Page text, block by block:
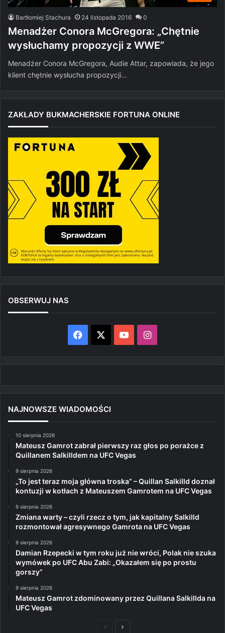
Bartłomiej Stachura 24 listopada 2016 0
Menadżer Conora McGregora: „Chętnie
wysłuchamy propozycji z WWE”
Menadżer Conora McGregora, Audie Attar, zapowiada, że jego
klient chętnie wysłucha propozycji…
ZAKŁADY BUKMACHERSKIE FORTUNA ONLINE
OBSERWUJ NAS
Facebook YouTubeInstagram
NAJNOWSZE WIADOMOŚCI
10 sierpnia 2026
Mateusz Gamrot zabrał pierwszy raz głos po porażce z
Quillanem Salkilldem na UFC Vegas
9 sierpnia 2026
„To jest teraz moja główna troska” – Quillan Salkilld doznał
kontuzji w kotłach z Mateuszem Gamrotem na UFC Vegas
9 sierpnia 2026
Zmiana warty – czyli rzecz o tym, jak kapitalny Salkilld
rozmontował agresywnego Gamrota na UFC Vegas
9 sierpnia 2026
Damian Rzepecki w tym roku już nie wróci, Polak nie szuka
wymówek po UFC Abu Zabi: „Okazałem się po prostu
gorszy”
9 sierpnia 2026
Mateusz Gamrot zdominowany przez Quillana Salkillda na
UFC Vegas
PoprzedniaNastępna